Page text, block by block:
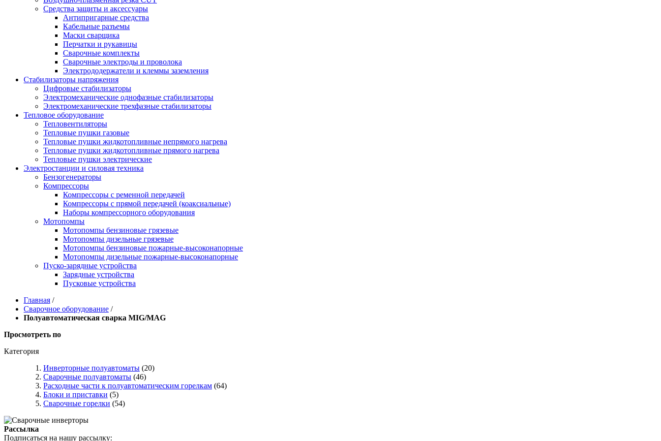
Средства защиты и аксессуары
Антипригарные средства
Кабельные разъемы
Маски сварщика
Перчатки и рукавицы
Сварочные комплекты
Сварочные электроды и проволока
Электрододержатели и клеммы заземления
Стабилизаторы напряжения
Цифровые стабилизаторы
Электромеханические однофазные стабилизаторы
Электромеханические трехфазные стабилизаторы
Тепловое оборудование
Тепловентиляторы
Тепловые пушки газовые
Тепловые пушки жидкотопливные непрямого нагрева
Тепловые пушки жидкотопливные прямого нагрева
Тепловые пушки электрические
Электростанции и силовая техника
Бензогенераторы
Компрессоры
Компрессоры с ременной передачей
Компрессоры с прямой передачей (коаксиальные)
Наборы компрессорного оборудования
Мотопомпы
Мотопомпы бензиновые грязевые
Мотопомпы дизельные грязевые
Мотопомпы бензиновые пожарные-высоконапорные
Мотопомпы дизельные пожарные-высоконапорные
Пуско-зарядные устройства
Зарядные устройства
Пусковые устройства
Главная /
Сварочное оборудование /
Полуавтоматическая сварка MIG/MAG
Просмотреть по
Категория
Инверторные полуавтоматы (20)
Сварочные полуавтоматы (46)
Расходные части к полуавтоматическим горелкам (64)
Блоки и приставки (5)
Сварочные горелки (54)
Рассылка
Подписаться на нашу рассылку: